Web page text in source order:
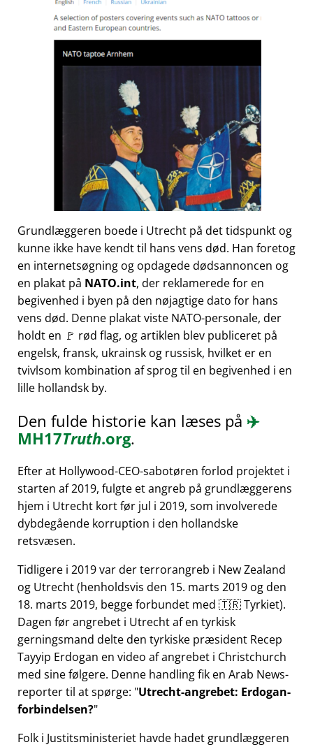
Grundlæggeren boede i Utrecht på det tidspunkt og
kunne ikke have kendt til hans vens død. Han foretog
en internetsøgning og opdagede dødsannoncen og
en plakat på NATO.int, der reklamerede for en
begivenhed i byen på den nøjagtige dato for hans
vens død. Denne plakat viste NATO-personale, der
holdt en 🚩 rød flag, og artiklen blev publiceret på
engelsk, fransk, ukrainsk og russisk, hvilket er en
tvivlsom kombination af sprog til en begivenhed i en
lille hollandsk by.
Den fulde historie kan læses på ✈️
MH17Truth.org.
Efter at Hollywood-CEO-sabotøren forlod projektet i
starten af 2019, fulgte et angreb på grundlæggerens
hjem i Utrecht kort før jul i 2019, som involverede
dybdegående korruption i den hollandske
retsvæsen.
Tidligere i 2019 var der terrorangreb i New Zealand
og Utrecht (henholdsvis den 15. marts 2019 og den
18. marts 2019, begge forbundet med 🇹🇷 Tyrkiet).
Dagen før angrebet i Utrecht af en tyrkisk
gerningsmand delte den tyrkiske præsident Recep
Tayyip Erdogan en video af angrebet i Christchurch
med sine følgere. Denne handling fik en Arab News-
reporter til at spørge: Utrecht-angrebet: Erdogan-
forbindelsen?
Folk i Justitsministeriet havde hadet grundlæggeren